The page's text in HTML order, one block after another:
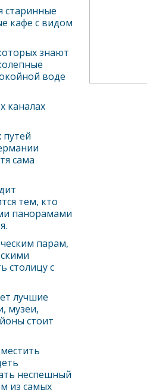
старинные
кафе с видом
знают
воде
каналах
сама
тем, кто
панорамами
парам,
столицу с
лучшие
музеи,
стоит
неспешный
из самых